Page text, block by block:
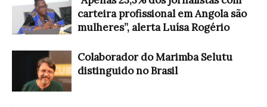
carteira profissional em Angola são
mulheres”, alerta Luísa Rogério
Colaborador do Marimba Selutu
distinguido no Brasil